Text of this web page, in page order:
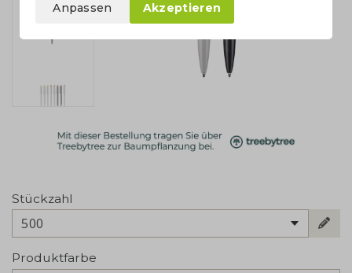
Stückzahl
500
Produktfarbe
Anpassen Akzeptieren